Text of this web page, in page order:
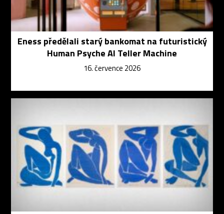
Eness předělali starý bankomat na futuristický
Human Psyche AI Teller Machine
16. července 2026